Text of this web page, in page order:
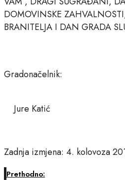
DOMOVINSKE
BRANITELJA I DAN
Gradonačelnik:
Jure Katić
Zadnja izmjena: 4. kolovoza
Prethodno: